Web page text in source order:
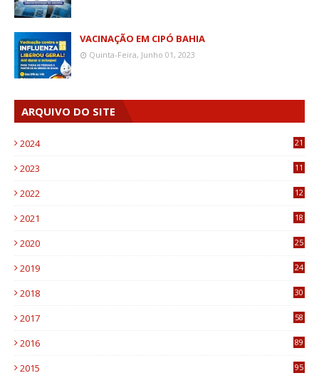
VACINAÇÃO EM CIPÓ BAHIA
Quinta-Feira, Junho 01, 2023
ARQUIVO DO SITE
2024 21
2023
11
2022
12
2021
18
2020
25
2019
24
2018
30
2017
58
2016
89
2015
95